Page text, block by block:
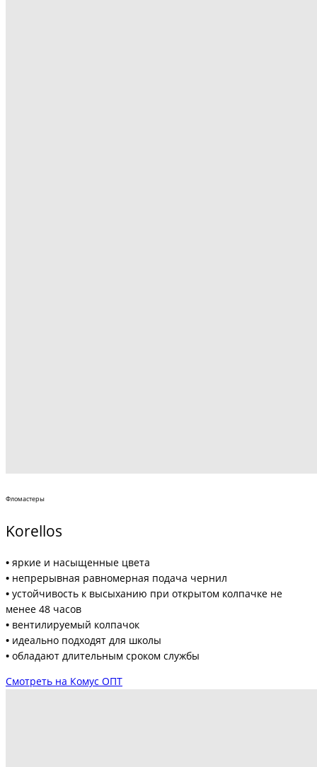
Фломастеры
Korellos
• яркие и насыщенные цвета
• непрерывная равномерная подача чернил
• устойчивость к высыханию при открытом колпачке не
менее 48 часов
• вентилируемый колпачок
• идеально подходят для школы
• обладают длительным сроком службы
Смотреть на Комус ОПТ